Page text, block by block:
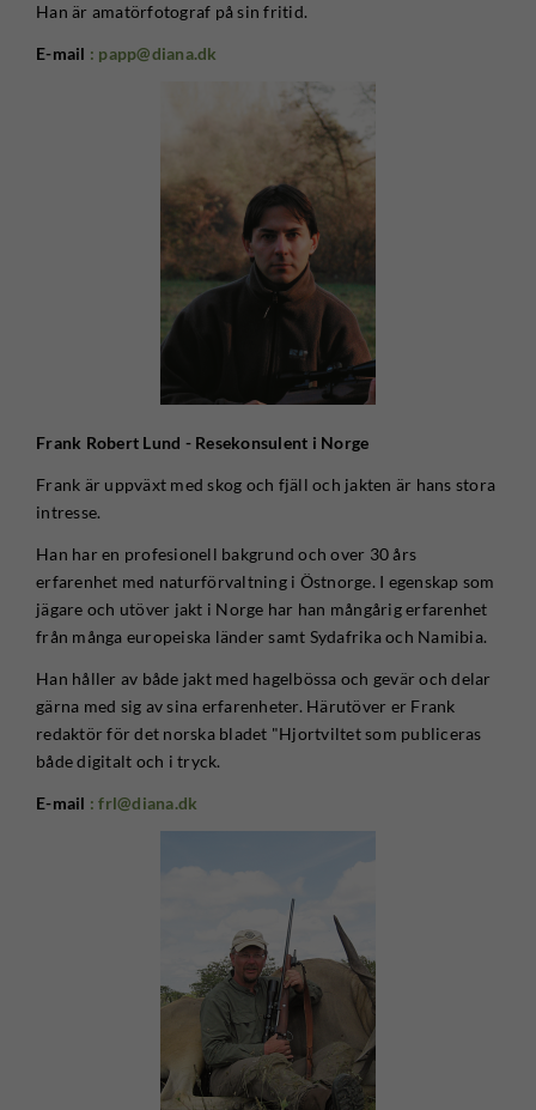
Han är amatörfotograf på sin fritid.
E-mail : papp@diana.dk
Frank Robert Lund - Resekonsulent i Norge
Frank är uppväxt med skog och fjäll och jakten är hans stora
intresse.
Han har en profesionell bakgrund och over 30 års
erfarenhet med naturförvaltning i Östnorge. I egenskap som
jägare och utöver jakt i Norge har han mångårig erfarenhet
från många europeiska länder samt Sydafrika och Namibia.
Han håller av både jakt med hagelbössa och gevär och delar
gärna med sig av sina erfarenheter. Härutöver er Frank
redaktör för det norska bladet "Hjortviltet som publiceras
både digitalt och i tryck.
E-mail : frl@diana.dk